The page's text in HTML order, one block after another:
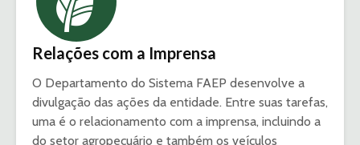
Relações com a Imprensa
O Departamento do Sistema FAEP desenvolve a
divulgação das ações da entidade. Entre suas tarefas,
uma é o relacionamento com a imprensa, incluindo a
do setor agropecuário e também os veículos